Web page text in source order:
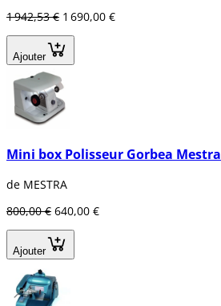
1 942,53 € 1 690,00 €
Ajouter
Mini box Polisseur Gorbea Mestra
de MESTRA
800,00 € 640,00 €
Ajouter